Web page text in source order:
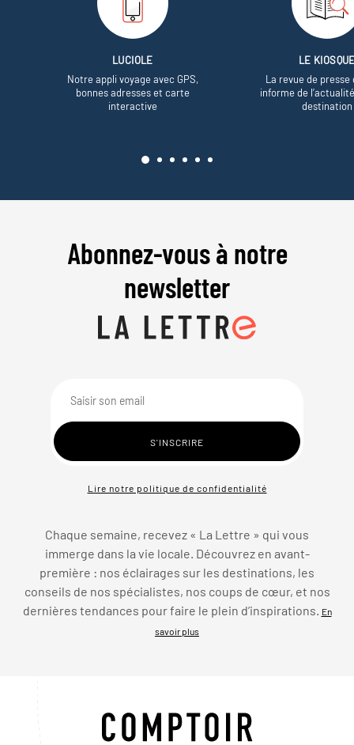
LUCIOLE
Notre appli voyage avec GPS,
bonnes adresses et carte
interactive
LE
La revue de presse
informe de
destination
Abonnez-vous à notre
newsletter
Lire notre politique de confidentialité
Chaque semaine, recevez « La Lettre » qui vous
immerge dans la vie locale. Découvrez en avant-
première : nos éclairages sur les destinations, les
conseils de nos spécialistes, nos coups de cœur, et nos
dernières tendances pour faire le plein d’inspirations.
En
savoir plus